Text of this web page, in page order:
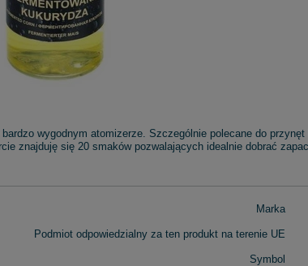
wygodnym atomizerze. Szczególnie polecane do
znajduję się 20 smaków pozwalających idealnie dobrać
Marka
Podmiot odpowiedzialny za ten produkt na terenie UE
Symbol